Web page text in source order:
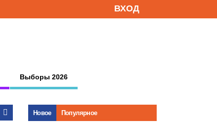
ВХОД
Выборы 2026
Новое Популярное